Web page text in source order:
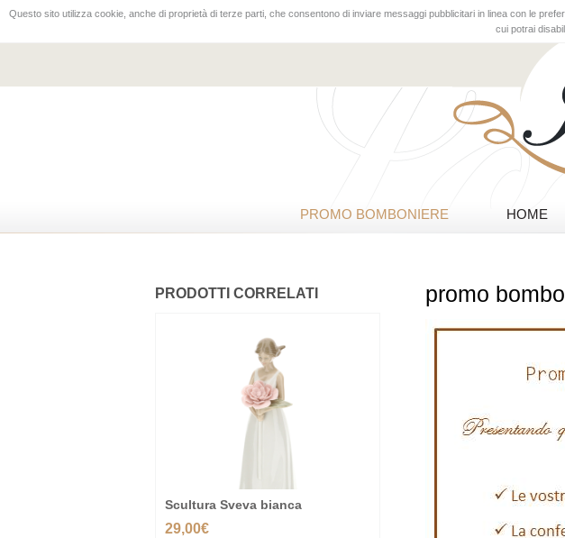
Questo sito utilizza cookie, anche di proprietà di terze parti, che consentono di inviare messaggi pubblicitari in linea con le
cui potrai
PROMO BOMBONIERE HOME
promo
PRODOTTI CORRELATI
Scultura Sveva bianca
29,00€